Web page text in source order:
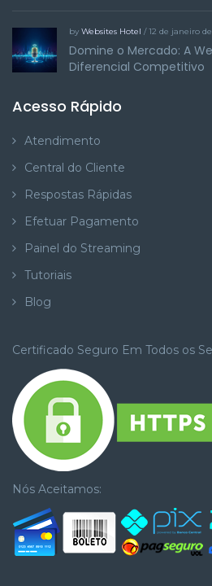
by Websites Hotel / 12 de janeiro
Domine o Mercado: A
Diferencial Competitivo
Acesso Rápido
Atendimento
Central do Cliente
Respostas Rápidas
Efetuar Pagamento
Painel do Streaming
Tutoriais
Blog
Certificado Seguro Em Todos os
Nós Aceitamos: